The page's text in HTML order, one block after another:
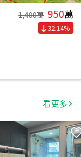
1,400萬 950萬
32.14%
看更多